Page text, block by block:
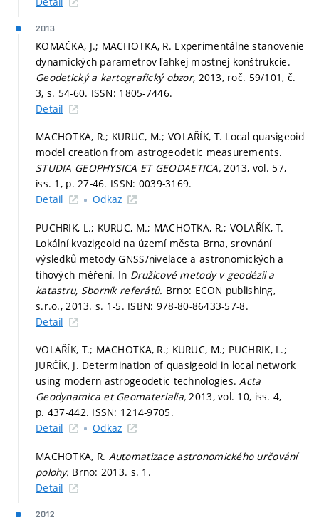
2013
KOMAČKA, J.; MACHOTKA, R. Experimentálne stanovenie
dynamických parametrov ľahkej mostnej konštrukcie.
Geodetický a kartografický obzor, 2013, roč. 59/101, č.
3, s. 54-60. ISSN: 1805-7446.
Detail
MACHOTKA, R.; KURUC, M.; VOLAŘÍK, T. Local quasigeoid
model creation from astrogeodetic measurements.
STUDIA GEOPHYSICA ET GEODAETICA,2013, vol. 57,
iss. 1, p. 27-46. ISSN: 0039-3169.
Detail
Odkaz
PUCHRIK, L.; KURUC, M.; MACHOTKA, R.; VOLAŘÍK, T.
Lokální kvazigeoid na území města Brna, srovnání
výsledků metody GNSS/nivelace a astronomických a
tíhových měření. In Družicové metody v geodézii a
katastru, Sborník referátů. Brno: ECON publishing,
s.r.o., 2013. s. 1-5. ISBN: 978-80-86433-57-8.
Detail
VOLAŘÍK, T.; MACHOTKA, R.; KURUC, M.; PUCHRIK, L.;
JURČÍK, J. Determination of quasigeoid in local network
using modern astrogeodetic technologies.Acta
Geodynamica et Geomaterialia,2013, vol. 10, iss. 4,
p. 437-442. ISSN: 1214-9705.
Detail
Odkaz
MACHOTKA, R. Automatizace astronomického určování
polohy. Brno: 2013. s. 1.
Detail
2012